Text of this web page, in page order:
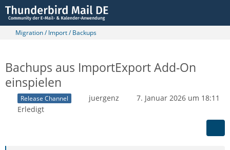
Migration / Import / Backups
Bachups aus ImportExport Add-On
einspielen
Release Channel juergenz
7. Januar 2026 um 18:11
Erledigt